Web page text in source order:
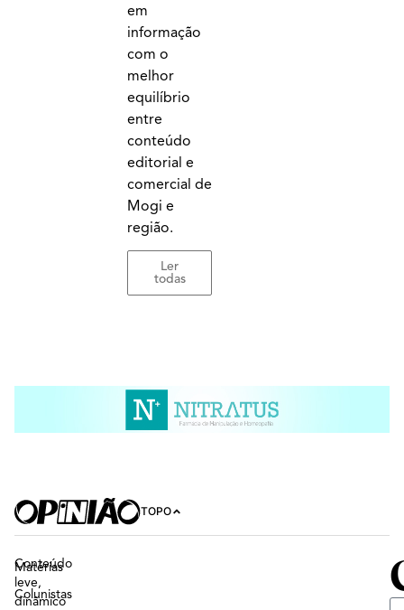
em
informação
com o
melhor
equilíbrio
entre
conteúdo
editorial e
comercial de
Mogi e
região.
Ler
todas
TOPO
Conteúdo
leve,
dinâmico
Matérias
Colunistas